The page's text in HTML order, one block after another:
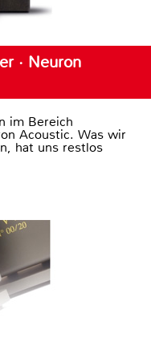
· Neuron
im Bereich
Acoustic. Was wir
hat uns restlos